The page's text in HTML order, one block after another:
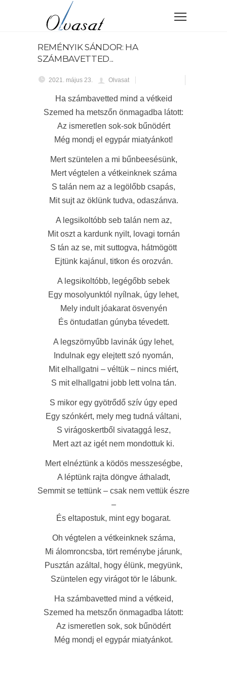
REMÉNYIK SÁNDOR: HA
SZÁMBAVETTED...
2021. május 23. Olvasat
Ha számbavetted mind a vétkeid
Szemed ha metszőn önmagadba látott:
Az ismeretlen sok-sok bűnödért
Még mondj el egypár miatyánkot!
Mert szüntelen a mi bűnbeesésünk,
Mert végtelen a vétkeinknek száma
S talán nem az a legölőbb csapás,
Mit sujt az öklünk tudva, odaszánva.
A legsikoltóbb seb talán nem az,
Mit oszt a kardunk nyilt, lovagi tornán
S tán az se, mit suttogva, hátmögött
Ejtünk kajánul, titkon és orozván.
A legsikoltóbb, legégőbb sebek
Egy mosolyunktól nyílnak, úgy lehet,
Mely indult jóakarat ösvenyén
És öntudatlan gúnyba tévedett.
A legszörnyűbb lavinák úgy lehet,
Indulnak egy elejtett szó nyomán,
Mit elhallgatni – véltük – nincs miért,
S mit elhallgatni jobb lett volna tán.
S mikor egy gyötrődő szív úgy eped
Egy szónkért, mely meg tudná váltani,
S virágoskertből sivataggá lesz,
Mert azt az igét nem mondottuk ki.
Mert elnéztünk a ködös messzeségbe,
A léptünk rajta döngve áthaladt,
Semmit se tettünk – csak nem vettük észre
–
És eltapostuk, mint egy bogarat.
Oh végtelen a vétkeinknek száma,
Mi álomroncsba, tört reménybe járunk,
Pusztán azáltal, hogy élünk, megyünk,
Szüntelen egy virágot tör le lábunk.
Ha számbavetted mind a vétkeid,
Szemed ha metszőn önmagadba látott:
Az ismeretlen sok, sok bűnödért
Még mondj el egypár miatyánkot.